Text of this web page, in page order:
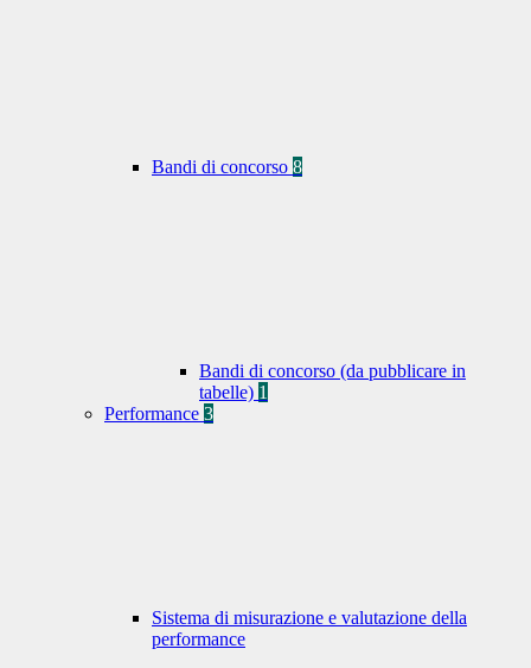
Bandi di concorso 8
Bandi di concorso (da pubblicare in
tabelle) 1
Performance 3
Sistema di misurazione e valutazione della
performance